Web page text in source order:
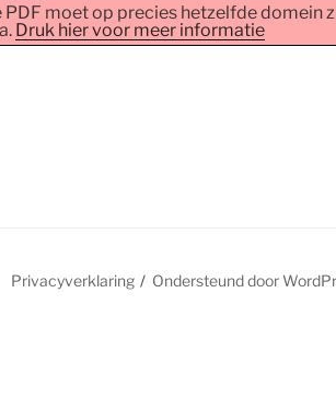
PDF moet op precies hetzelfde domein
Druk hier voor meer informatie
Privacyverklaring Ondersteund door